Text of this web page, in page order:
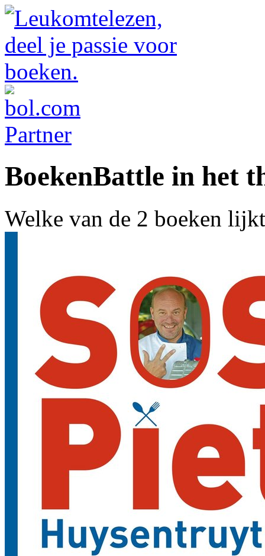
BoekenBattle in het
Welke van de 2 boeken